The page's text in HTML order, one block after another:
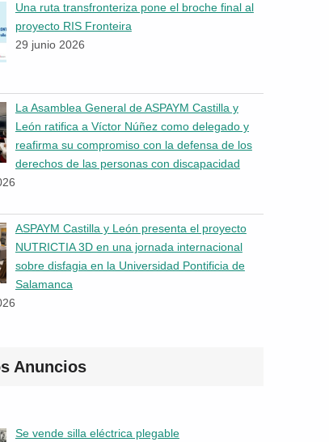
Una ruta transfronteriza pone el broche final al
proyecto RIS Fronteira
29 junio 2026
La Asamblea General de ASPAYM Castilla y
León ratifica a Víctor Núñez como delegado y
reafirma su compromiso con la defensa de los
derechos de las personas con discapacidad
ASPAYM Castilla y León presenta el proyecto
NUTRICTIA 3D en una jornada internacional
sobre disfagia en la Universidad Pontificia de
Salamanca
Anuncios
Se vende silla eléctrica plegable